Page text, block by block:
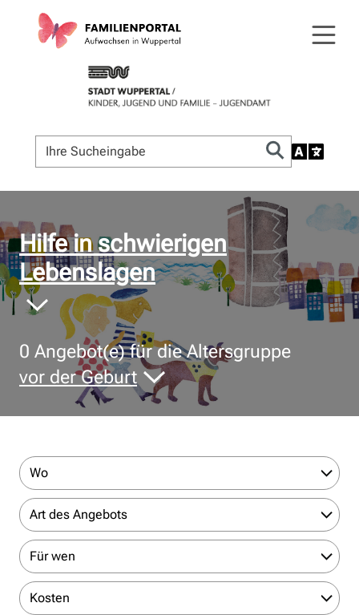
Hilfe in schwierigen
Lebenslagen
0 Angebot(e) für die Altersgruppe
vor der Geburt
Wo
Art des Angebots
Für wen
Kosten